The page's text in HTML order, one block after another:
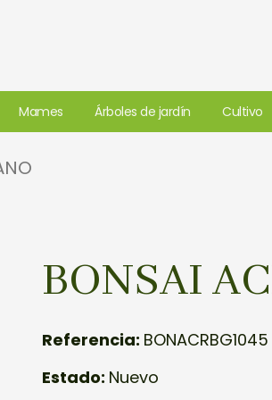
Mames Árboles de jardín Cultivo
BONSAI
Referencia: BONACRBG1045
Estado: Nuevo